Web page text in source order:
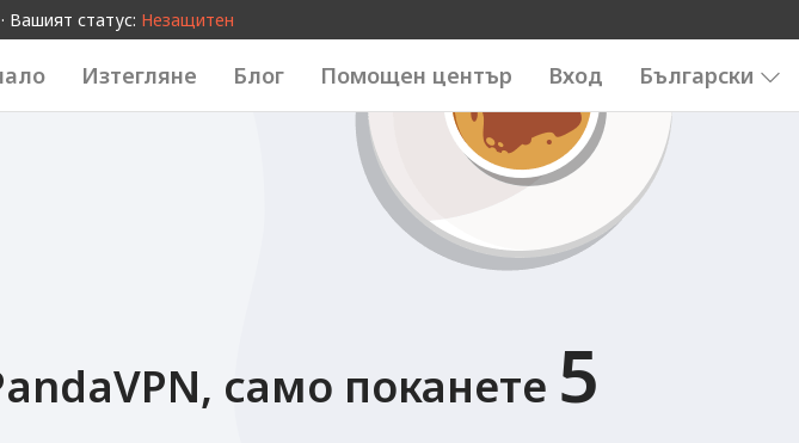
Вашият статус: Незащитен
Изтегляне Блог Помощен център Вход Български
само поканете 5